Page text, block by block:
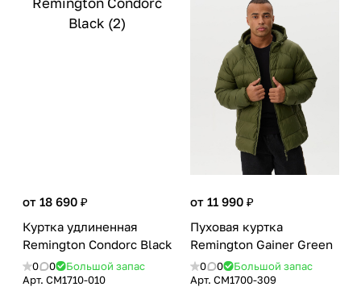
от 18 690 ₽
Куртка удлиненная
Remington Condorc Black
0 0
Большой запас
Арт. CM1710-010
от 11 990 ₽
Пуховая куртка
Remington Gainer Green
0 0
Большой запас
Арт. CM1700-309